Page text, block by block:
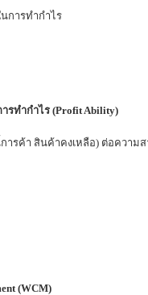
การทำกำไร
รทำกำไร (Profit Ability)
รค้า สินค้าคงเหลือ) ต่อความส
(WCM)